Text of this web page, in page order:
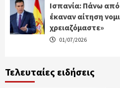
Ισπανία: Πάνω
έκαναν αίτηση
χρειαζόμαστε»
01/07/2026
Τελευταίες ειδήσεις